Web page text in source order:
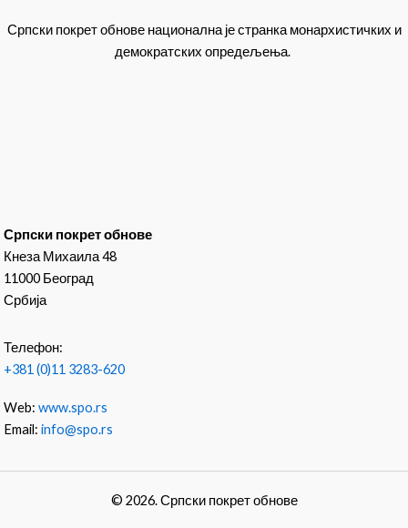
Српски покрет обнове национална је странка монархистичких и
демократских опредељења.
Српски покрет обнове
Кнеза Михаила 48
11000 Београд
Србија
Телефон:
+381 (0)11 3283-620
Web:www.spo.rs
Email:info@spo.rs
© 2026. Српски покрет обнове